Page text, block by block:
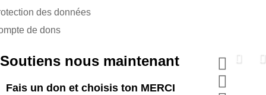
des données
de dons
Soutiens nous maintenant
Fais un don et choisis ton MERCI